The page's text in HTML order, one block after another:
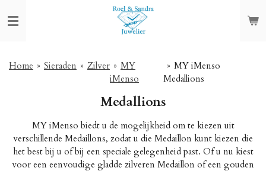
direct
hoofdinhoud
Home » Sieraden » Zilver » MY
iMenso
» MY iMenso
Medallions
Medallions
MY iMenso biedt u de mogelijkheid om te kiezen uit
verschillende Medaillons, zodat u die Medaillon kunt kiezen die
het best bij u of bij een speciale gelegenheid past. Of u nu kiest
voor een eenvoudige gladde zilveren Medaillon of een gouden